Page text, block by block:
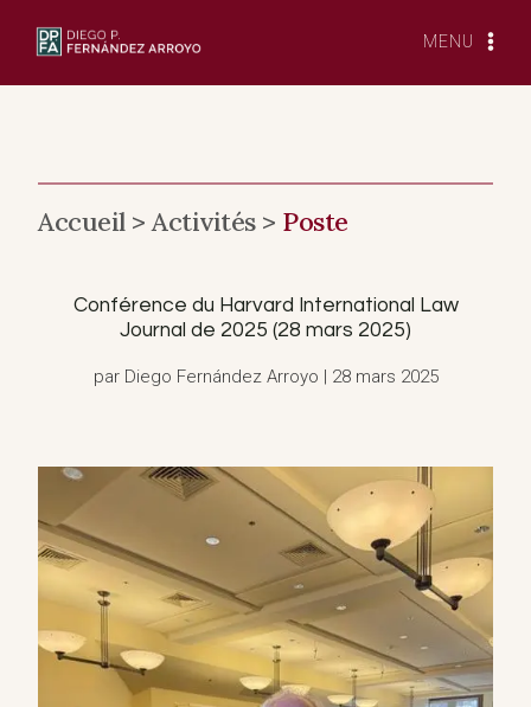
MENU
Accueil >Activités > Poste
Conférence du Harvard International Law
Journal de 2025 (28 mars 2025)
par Diego Fernández Arroyo | 28 mars 2025